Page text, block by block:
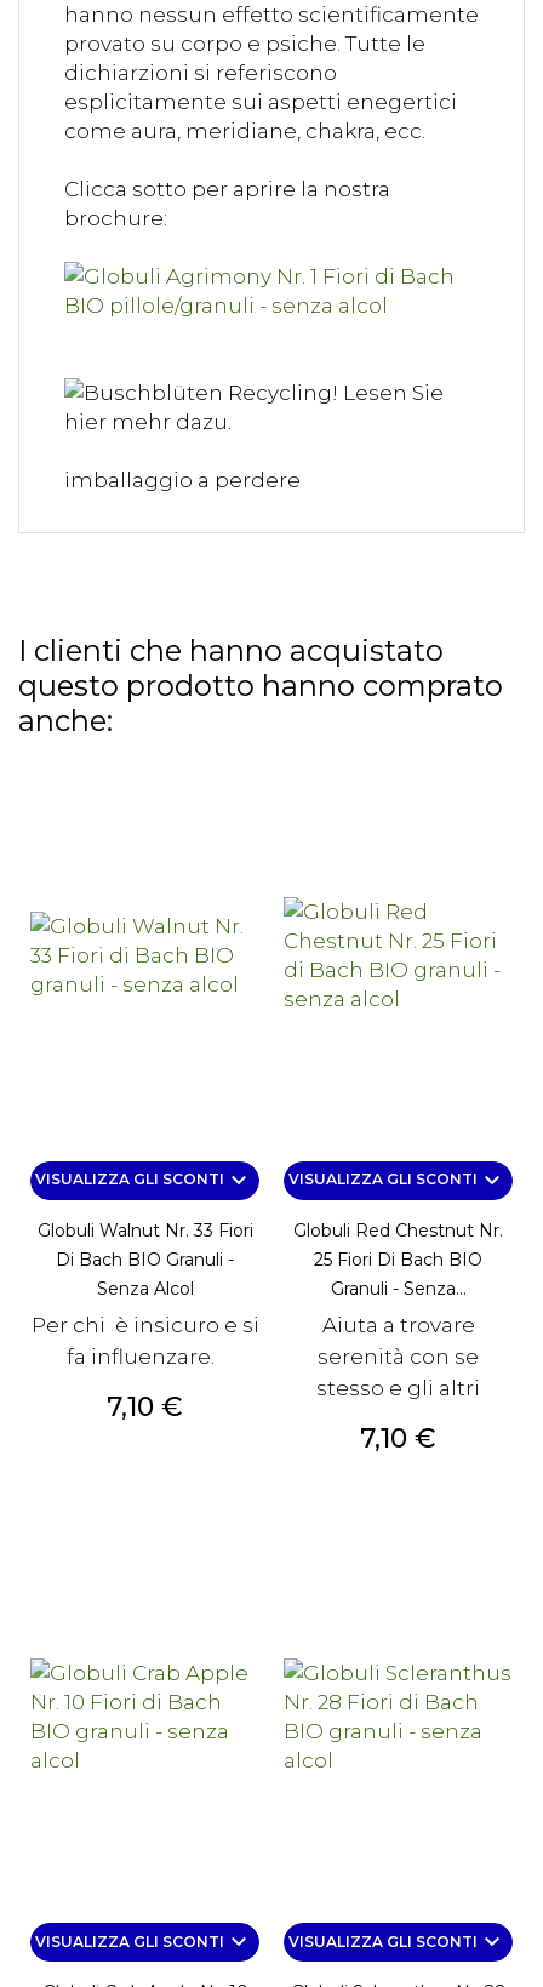
hanno nessun effetto scientificamente
provato su corpo e psiche. Tutte le
dichiarzioni si referiscono
esplicitamente sui aspetti enegertici
come aura, meridiane, chakra, ecc.
Clicca sotto per aprire la nostra
brochure:
imballaggio a perdere
I clienti che hanno acquistato
questo prodotto hanno comprato
anche:
VISUALIZZA GLI SCONTI keyboard_arrow_down
Globuli Walnut Nr. 33 Fiori
Di Bach BIO Granuli -
Senza Alcol
Per chi è insicuro e si
fa influenzare.
Prezzo
7,10 €
VISUALIZZA GLI SCONTI keyboard_arrow_down
Globuli Red Chestnut Nr.
25 Fiori Di Bach BIO
Granuli - Senza...
Aiuta a trovare
serenità con se
stesso e gli altri
Prezzo
7,10 €
VISUALIZZA GLI SCONTI keyboard_arrow_down VISUALIZZA GLI SCONTI keyboard_arrow_down